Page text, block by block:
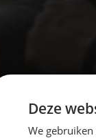
Deze
We